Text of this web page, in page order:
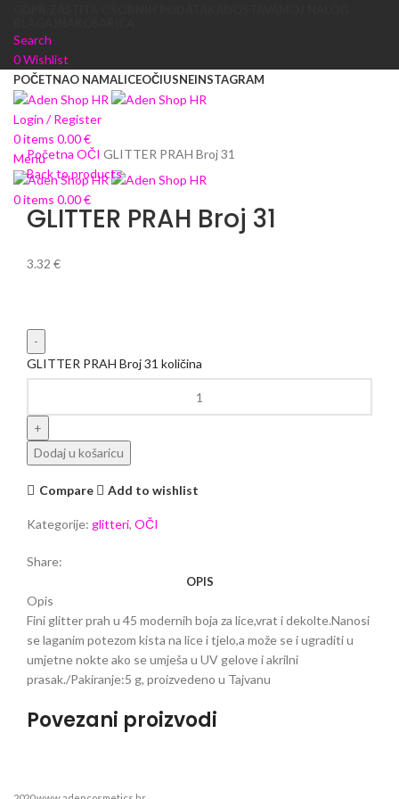
Search
0Wishlist
POČETNAO NAMALICEOČIUSNEINSTAGRAM
Login / Register
0items 0.00€
Menu
0items 0.00€
Click to enlarge
Početna OČI GLITTER PRAH Broj 31
Back to products
GLITTER PRAH Broj 31
3.32 €
GLITTER PRAH Broj 31 količina
Dodaj u košaricu
Compare Add to wishlist
Kategorije: glitteri, OČI
Share:
OPIS
Opis
Fini glitter prah u 45 modernih boja za lice,vrat i dekolte.Nanosi
se laganim potezom kista na lice i tjelo,a može se i ugraditi u
umjetne nokte ako se umješa u UV gelove i akrilni
prasak./Pakiranje:5 g, proizvedeno u Tajvanu
Povezani proizvodi